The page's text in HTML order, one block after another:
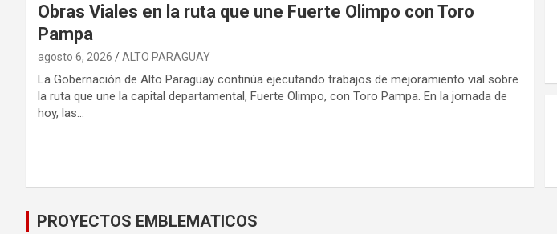
Obras Viales en la ruta que une Fuerte Olimpo con Toro
Pampa
agosto 6, 2026 ALTO PARAGUAY
La Gobernación de Alto Paraguay continúa ejecutando trabajos de mejoramiento vial sobre
la ruta que une la capital departamental, Fuerte Olimpo, con Toro Pampa. En la jornada de
hoy, las…
PROYECTOS EMBLEMATICOS